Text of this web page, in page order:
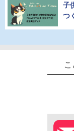
子
つ